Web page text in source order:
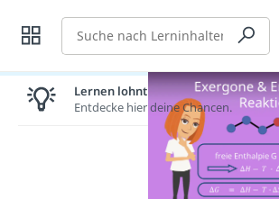
Suche
Lernen lohnt sich!
Entdecke hier deine Chancen.